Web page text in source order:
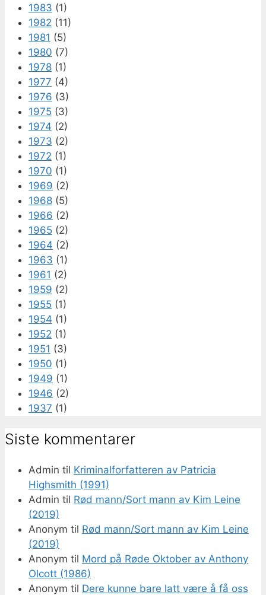
1983 (1)
1982 (11)
1981 (5)
1980 (7)
1978 (1)
1977 (4)
1976 (3)
1975 (3)
1974 (2)
1973 (2)
1972 (1)
1970 (1)
1969 (2)
1968 (5)
1966 (2)
1965 (2)
1964 (2)
1963 (1)
1961 (2)
1959 (2)
1955 (1)
1954 (1)
1952 (1)
1951 (3)
1950 (1)
1949 (1)
1946 (2)
1937 (1)
Siste kommentarer
Admin til Kriminalforfatteren av Patricia
Highsmith (1991)
Admin til Rød mann/Sort mann av Kim Leine
(2019)
Anonym til Rød mann/Sort mann av Kim Leine
(2019)
Anonym til Mord på Røde Oktober av Anthony
Olcott (1986)
Anonym til Dere kunne bare latt være å få oss